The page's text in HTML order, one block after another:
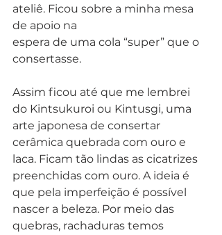
ateliê. Ficou sobre a minha mesa
de apoio na
espera de uma cola “super” que o
consertasse.
Assim ficou até que me lembrei
do Kintsukuroi ou Kintusgi, uma
arte japonesa de consertar
cerâmica quebrada com ouro e
laca. Ficam tão lindas as cicatrizes
preenchidas com ouro. A ideia é
que pela imperfeição é possível
nascer a beleza. Por meio das
quebras, rachaduras temos